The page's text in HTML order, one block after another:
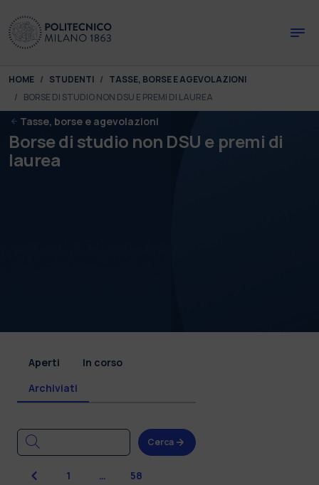
You are here:
HOME STUDENTI
TASSE, BORSE E AGEVOLAZIONI
BORSE DI STUDIO NON DSU E PREMI DI LAUREA
Tasse, borse e agevolazioni
Borse di studio non DSU e premi di
laurea
Aperti
In corso
Archiviati
Cerca
Precedente
1 … 58